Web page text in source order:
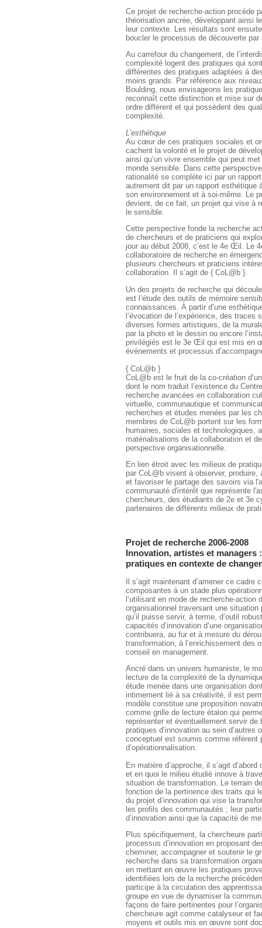
Ce projet de recherche-action procède
théorisation ancrée, développant ainsi
leur contexte. Les résultats sont
boucler le processus de découverte
Au carrefour du changement, de
complexité logent des pratiques qui
différentes des pratiques adaptées à
moins grands. Par référence aux
Boulding, nous envisageons les
reconnaît cette distinction et mise sur
ordre différent et qui possèdent des
complexité.
L’esthétique
Au cœur de ces pratiques sociales et
cachent la volonté et le projet de
ainsi qu’un vivre ensemble qui peut
monde sensible. Dans cette
rationalité se complète ici par un
autrement dit par un rapport esthétique
son environnement et à soi-même. Le
devient, de ce fait, un projet qui vise à
le sensible.
Cette perspective fonde la recherche
de chercheurs et de praticiens qui
jour au début 2008, c’est le 4e Œil. Le
collaboratoire de recherche en
plusieurs chercheurs et praticiens
collaboration. Il s’agit de { CoL@b }.
Un des projets de recherche qui
est l’étude des outils de mémoire
connaissances. À partir d’une
l’évocation de l’expérience, des traces
diverses formes artistiques, de la
par la photo et le dessin ou encore
privilégiés est le 3e Œil qui est mis en
événements et processus
{ CoL@b }
CoL@b est le fruit de la co-création
dont le nom traduit l’existence du
recherche avancées en collaboration
virtuelle, communautique et
recherches et études menées par les
membres de CoL@b portent sur les
humaines, sociales et technologiques,
matérialisations de la collaboration et
perspective organisationnelle.
En lien étroit avec les milieux de
par CoL@b visent à observer, produire,
et favoriser le partage des savoirs via
communauté d'intérêt que représente
chercheurs, des étudiants de 2e et 3e
partenaires de différents milieux de
Projet de recherche 2006-2008
Innovation, artistes et managers
pratiques en contexte de
Il s’agit maintenant d’amener ce cadre
composantes à un stade plus
l’utilisant en mode de recherche-action
organisationnel traversant une situation
qu’il puisse servir, à terme, d’outil
capacités d’innovation d’une
contribuera, au fur et à mesure du
transformation, à l’enrichissement des
conseil en management.
Ancré dans un univers humaniste, le
lecture de la complexité de la
étude menée dans une organisation
intimement lié à sa créativité, il est
modèle constitue une proposition
comme grille de lecture étalon qui
représenter et éventuellement servir de
pratiques d’innovation au sein d’autres
conceptuel est soumis comme référent
d’opérationnalisation.
En matière d’approche, il s’agit
et en quoi le milieu étudié innove à
situation de transformation. Le terrain
fonction de la pertinence des traits qui
du projet d’innovation qui vise la
les profils des communautés ; leur
d’innovation ainsi que la capacité de
Plus spécifiquement, la chercheure
processus d’innovation en proposant
cheminer, accompagner et soutenir le
recherche dans sa transformation
en mettant en œuvre les pratiques
identifiées lors de la recherche
participe à la circulation des
groupe en vue de dynamiser la
façons de faire pertinentes pour
chercheure agit comme catalyseur et
moyens et outils mis en œuvre sont